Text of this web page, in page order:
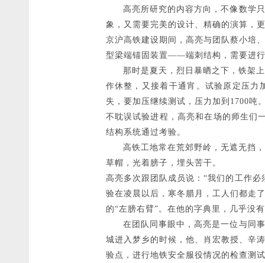
高亮所研究的内容方向，不像数学只
象，又需要完美的设计、精确的演算，
京沪高铁建设期间，高亮与团队蔡小培
型梁端锚固装置——端刺结构，需要进
那时是夏天，烈日暴晒之下，铁架上
作休整，又接着干通宵。试验原定压力
失，要加压继续测试，压力加到1700吨
不耽误试验进程，高亮和在场的师生们
结构系统通过考验。
高铁工地常在荒郊野岭，无遮无挡，
草帽，光着膀子，埋头苦干。
高亮多次跟团队成员说：“我们的工作
验在凌晨以后，寒冬腊月，工人们都走
的“左膀右臂”。在他的字典里，几乎没
在团队同事眼中，高亮是一位与同事
城进入梦乡的时候，他、肖宏教授、辛
验点，进行地铁安全服役情况的检查测